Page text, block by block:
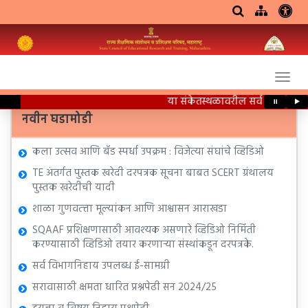
या संकेतस्थळावरील सर्व शैक्षणिक
⏸ ▶
नवीन घडामोडी
कला उत्सव आणि बँड स्पर्धा उपक्रम : विजेत्या संघांचे व्हिडिओ
TE अंतर्गत पुस्तक खरेदी दरपत्रक सूचना बाबत SCERT ग्रंथालय
पुस्तक खरेदीची यादी
शाळा गुणवत्त्ता मूल्यांकन आणि आश्वासन आराखडा
SQAAF प्रशिक्षणासाठी आवश्यक असणारे व्हिडिओ निर्मिती
करण्यासाठी व्हिडिओ तयार करणाऱ्या संस्थांकडून दरपत्रके.
सर्व विभागनिहाय उपलब्ध ई-सामग्री
सरावासाठी क्षमता धारित प्रश्नपेढी सन 2024/25